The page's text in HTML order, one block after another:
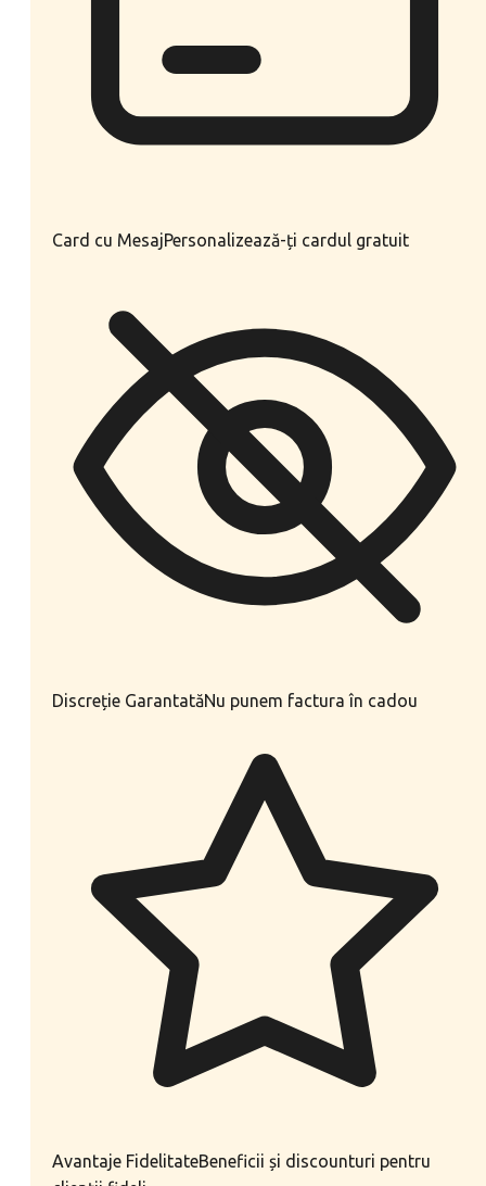
Card cu MesajPersonalizează-ți cardul gratuit
Discreție GarantatăNu punem factura în cadou
Avantaje FidelitateBeneficii și discounturi pentru